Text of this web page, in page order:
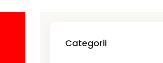
Categorii